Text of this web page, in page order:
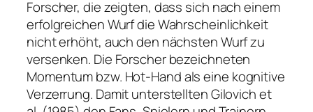
Forscher, die zeigten, dass sich nach einem
erfolgreichen Wurf die Wahrscheinlichkeit
nicht erhöht, auch den nächsten Wurf zu
versenken. Die Forscher bezeichneten
Momentum bzw. Hot-Hand als eine kognitive
Verzerrung. Damit unterstellten Gilovich et